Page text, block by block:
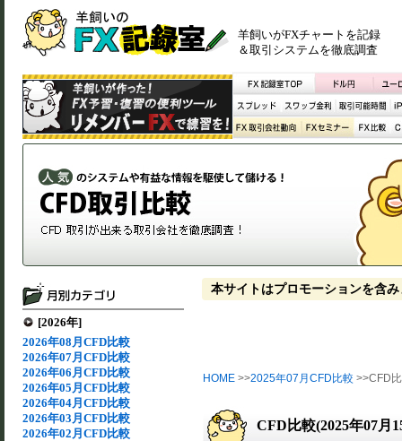
羊飼いがFXチャートを記録
＆取引システムを徹底調査
[2026年]
2026年08月CFD比較
2026年07月CFD比較
2026年06月CFD比較
2026年05月CFD比較
2026年04月CFD比較
2026年03月CFD比較
2026年02月CFD比較
本サイトはプロモーションを含み
HOME >>2025年07月CFD比較 >>CFD
CFD比較(2025年07月